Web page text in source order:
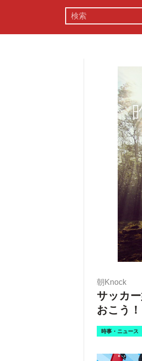
朝Knock
サッカ
おこう！
時事・ニュース